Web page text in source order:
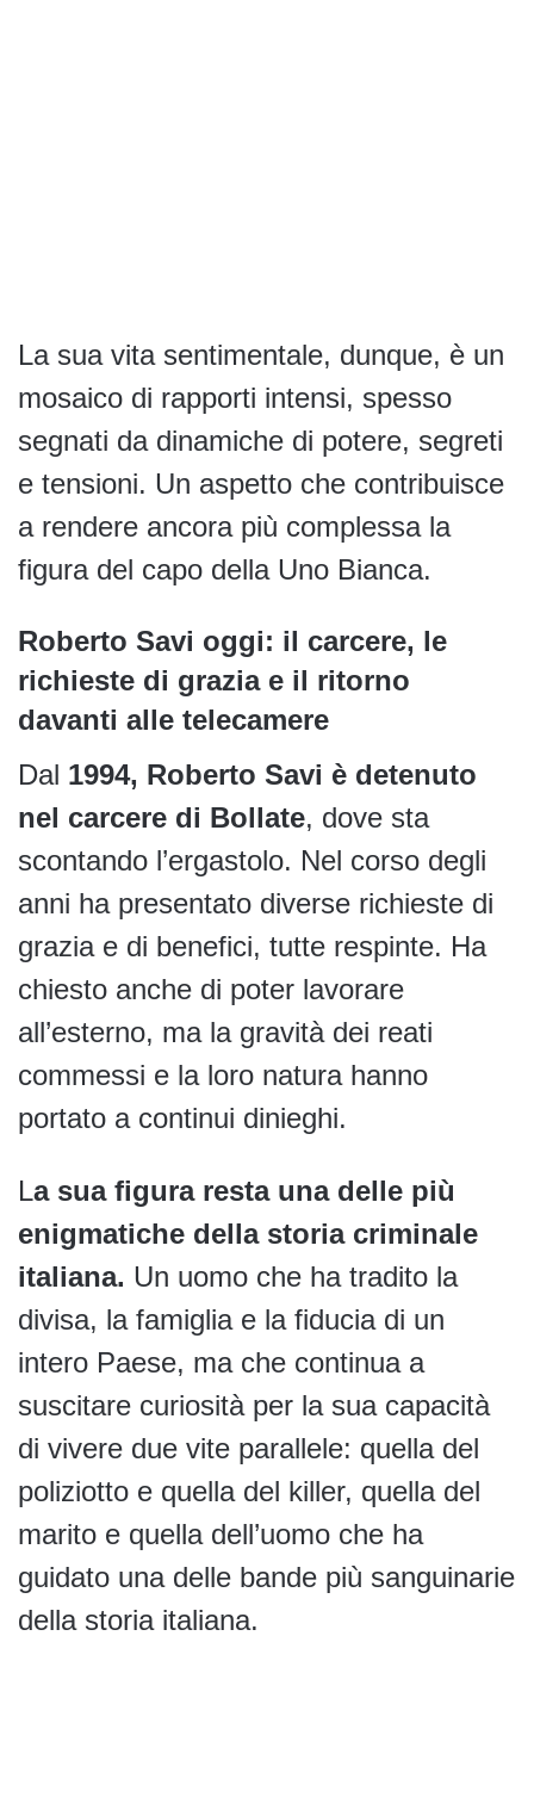
La sua vita sentimentale, dunque, è un
mosaico di rapporti intensi, spesso
segnati da dinamiche di potere, segreti
e tensioni. Un aspetto che contribuisce
a rendere ancora più complessa la
figura del capo della Uno Bianca.
Roberto Savi oggi: il carcere, le
richieste di grazia e il ritorno
davanti alle telecamere
Dal 1994, Roberto Savi è detenuto
nel carcere di Bollate, dove sta
scontando l’ergastolo. Nel corso degli
anni ha presentato diverse richieste di
grazia e di benefici, tutte respinte. Ha
chiesto anche di poter lavorare
all’esterno, ma la gravità dei reati
commessi e la loro natura hanno
portato a continui dinieghi.
La sua figura resta una delle più
enigmatiche della storia criminale
italiana. Un uomo che ha tradito la
divisa, la famiglia e la fiducia di un
intero Paese, ma che continua a
suscitare curiosità per la sua capacità
di vivere due vite parallele: quella del
poliziotto e quella del killer, quella del
marito e quella dell’uomo che ha
guidato una delle bande più sanguinarie
della storia italiana.